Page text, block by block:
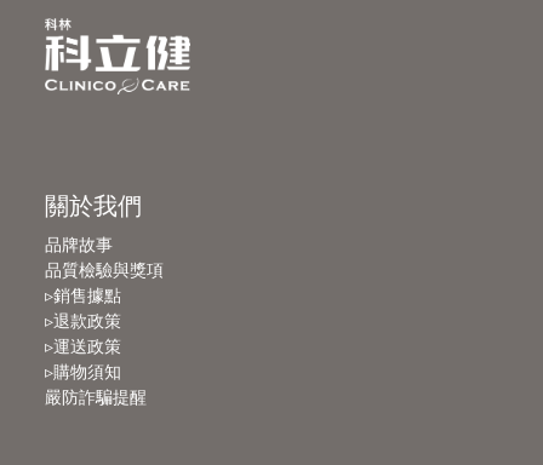
關於我們
品牌故事
品質檢驗與獎項
▹銷售據點
▹退款政策
▹運送政策
▹購物須知
嚴防詐騙提醒